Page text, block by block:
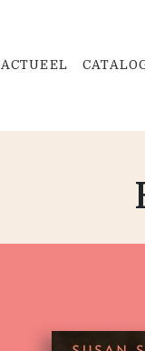
ACTUEEL